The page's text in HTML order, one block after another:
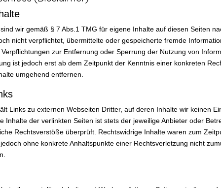
wir gemäß § 7 Abs.1 TMG für eigene Inhalte auf diesen Seiten
nicht verpflichtet, übermittelte oder gespeicherte fremde
zur Entfernung oder Sperrung der Nutzung von
ist jedoch erst ab dem Zeitpunkt der Kenntnis einer konkreten
umgehend entfernen.
Links zu externen Webseiten Dritter, auf deren Inhalte wir keinen
Inhalte der verlinkten Seiten ist stets der jeweilige Anbieter oder
Rechtsverstöße überprüft. Rechtswidrige Inhalte waren zum
ohne konkrete Anhaltspunkte einer Rechtsverletzung nicht